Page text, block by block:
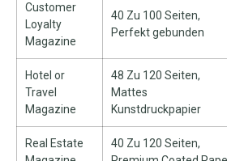
Customer
Loyalty
Magazine
40 Zu 100 Seiten,
Perfekt gebunden
Hotel or
Travel
Magazine
48 Zu 120 Seiten,
Mattes
Kunstdruckpapier
Real Estate
40 Zu 120 Seiten,